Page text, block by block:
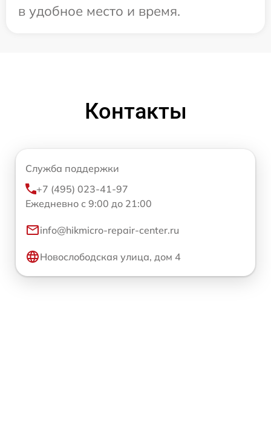
в удобное место и время.
Контакты
Служба поддержки
+7 (495) 023-41-97
Ежедневно с 9:00 до 21:00
info@hikmicro-repair-center.ru
Новослободская улица, дом 4